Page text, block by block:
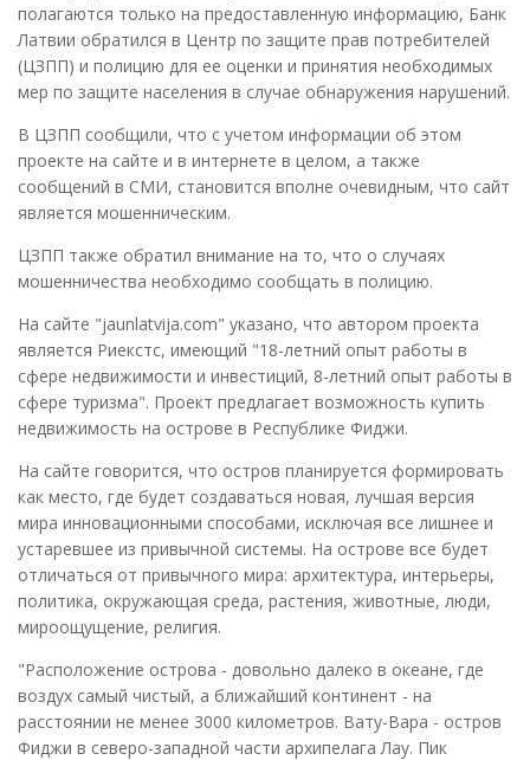
полагаются только на предоставленную информацию, Банк
Латвии обратился в Центр по защите прав потребителей
(ЦЗПП) и полицию для ее оценки и принятия необходимых
мер по защите населения в случае обнаружения нарушений.
В ЦЗПП сообщили, что с учетом информации об этом
проекте на сайте и в интернете в целом, а также
сообщений в СМИ, становится вполне очевидным, что сайт
является мошенническим.
ЦЗПП также обратил внимание на то, что о случаях
мошенничества необходимо сообщать в полицию.
На сайте "jaunlatvija.com" указано, что автором проекта
является Риекстс, имеющий "18-летний опыт работы в
сфере недвижимости и инвестиций, 8-летний опыт работы в
сфере туризма". Проект предлагает возможность купить
недвижимость на острове в Республике Фиджи.
На сайте говорится, что остров планируется формировать
как место, где будет создаваться новая, лучшая версия
мира инновационными способами, исключая все лишнее и
устаревшее из привычной системы. На острове все будет
отличаться от привычного мира: архитектура, интерьеры,
политика, окружающая среда, растения, животные, люди,
мироощущение, религия.
"Расположение острова - довольно далеко в океане, где
воздух самый чистый, а ближайший континент - на
расстоянии не менее 3000 километров. Вату-Вара - остров
Фиджи в северо-западной части архипелага Лау. Пик